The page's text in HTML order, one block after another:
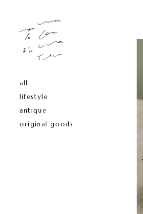
all
lifestyle
antique
original goods